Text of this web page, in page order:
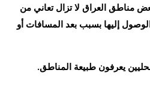
مناطق العراق لا تزال تعاني من
إليها بسبب بعد المسافات أو
يعرفون طبيعة المناطق.